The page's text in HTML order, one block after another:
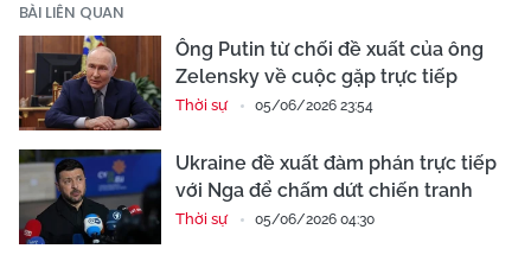
BÀI LIÊN QUAN
Ông Putin từ chối đề xuất của ông
Zelensky về cuộc gặp trực tiếp
Thời sự 05/06/2026 23:54
Ukraine đề xuất đàm phán trực tiếp
với Nga để chấm dứt chiến tranh
Thời sự 05/06/2026 04:30